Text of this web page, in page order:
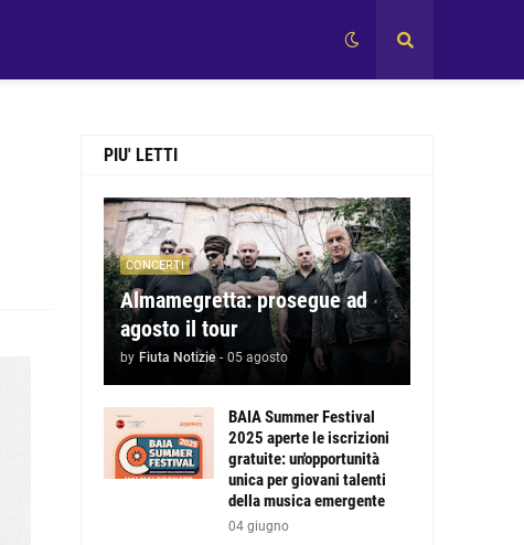
PIU' LETTI
CONCERTI
Almamegretta: prosegue ad
agosto il tour
by Fiuta Notizie - 05 agosto
BAIA Summer Festival
2025 aperte le iscrizioni
gratuite: un'opportunità
unica per giovani talenti
della musica emergente
04 giugno